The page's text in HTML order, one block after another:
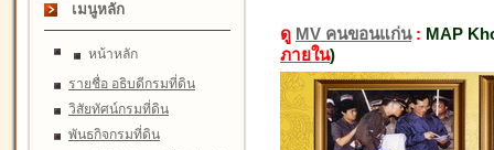
เมนูหลัก
หน้าหลัก
รายชื่อ อธิบดีกรมที่ดิน
วิสัยทัศน์กรมที่ดิน
พันธกิจกรมที่ดิน
ดู MV คนขอนแก่น: MAP
ภายใน)